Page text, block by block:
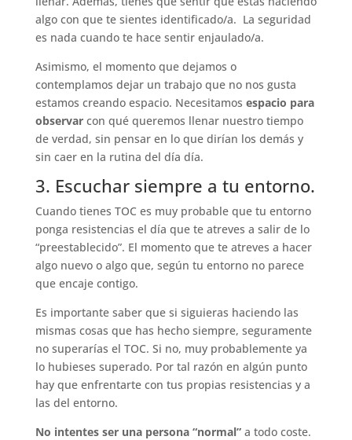
algo con que te sientes identificado/a. La seguridad
es nada cuando te hace sentir enjaulado/a.
Asimismo, el momento que dejamos o
contemplamos dejar un trabajo que no nos gusta
estamos creando espacio. Necesitamos espacio para
observarcon qué queremos llenar nuestro tiempo
de verdad, sin pensar en lo que dirían los demás y
sin caer en la rutina del día día.
3. Escuchar siempre a tu entorno.
Cuando tienes TOC es muy probable que tu entorno
ponga resistencias el día que te atreves a salir de lo
“preestablecido”. El momento que te atreves a hacer
algo nuevo o algo que, según tu entorno no parece
que encaje contigo.
Es importante saber que si siguieras haciendo las
mismas cosas que has hecho siempre, seguramente
no superarías el TOC. Si no, muy probablemente ya
lo hubieses superado. Por tal razón en algún punto
hay que enfrentarte con tus propias resistencias y a
las del entorno.
No intentes ser una persona “normal”a todo coste.